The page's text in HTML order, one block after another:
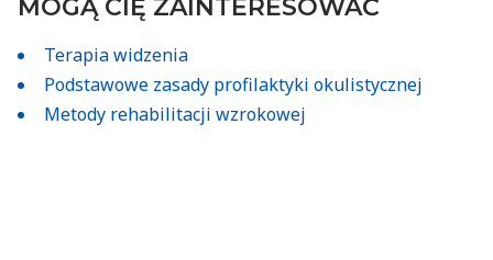
MOGĄ CIĘ ZAINTERESOWAĆ
Terapia widzenia
Podstawowe zasady profilaktyki okulistycznej
Metody rehabilitacji wzrokowej